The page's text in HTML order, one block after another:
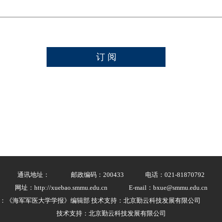
通讯地址： 邮政编码：200433
电话：021-81870792
网址：http://xuebao.smmu.edu.cn
E-mail：bxue@smmu.edu.cn
《海军军医大学学报》编辑部 技术支持：北京勤云科技发展有限公司
技术支持：北京勤云科技发展有限公司